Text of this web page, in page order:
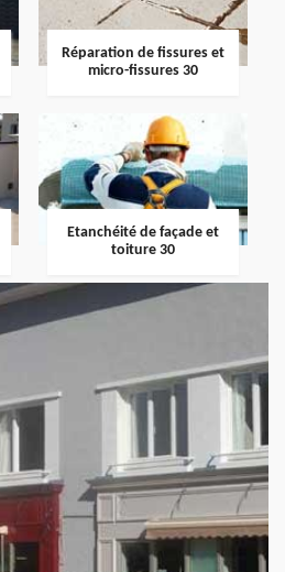
Réparation de fissures et
micro-fissures 30
Etanchéité de façade et
toiture 30